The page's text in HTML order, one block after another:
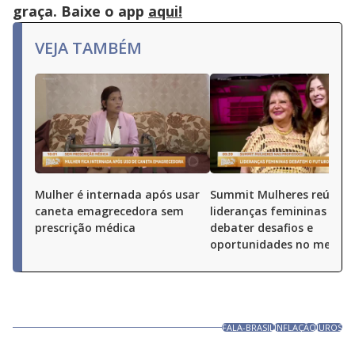
graça. Baixe o app aqui!
VEJA TAMBÉM
Mulher é internada após usar
caneta emagrecedora sem
prescrição médica
Summit Mulheres reúne
lideranças femininas para
debater desafios e
oportunidades no
FALA-BRASILINFLAÇÃOJUROS